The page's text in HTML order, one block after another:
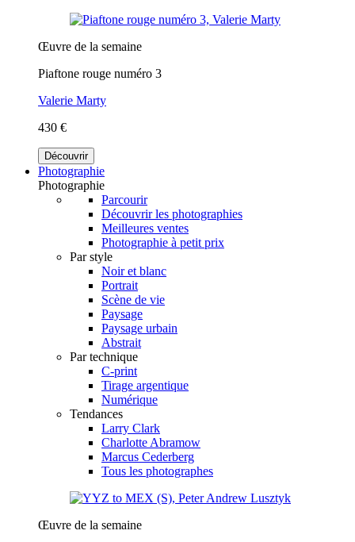
Œuvre de la semaine
Piaftone rouge numéro 3
Valerie Marty
430 €
Découvrir
Photographie
Photographie
Parcourir
Découvrir les photographies
Meilleures ventes
Photographie à petit prix
Par style
Noir et blanc
Portrait
Scène de vie
Paysage
Paysage urbain
Abstrait
Par technique
C-print
Tirage argentique
Numérique
Tendances
Larry Clark
Charlotte Abramow
Marcus Cederberg
Tous les photographes
Œuvre de la semaine